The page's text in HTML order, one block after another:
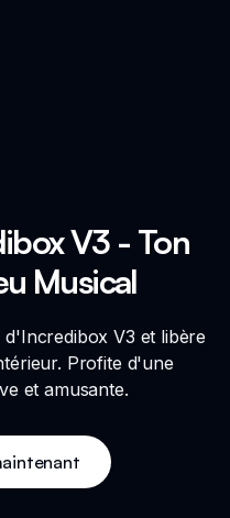
V3 - Ton
Musical
V3 et libère
Profite d'une
et amusante.